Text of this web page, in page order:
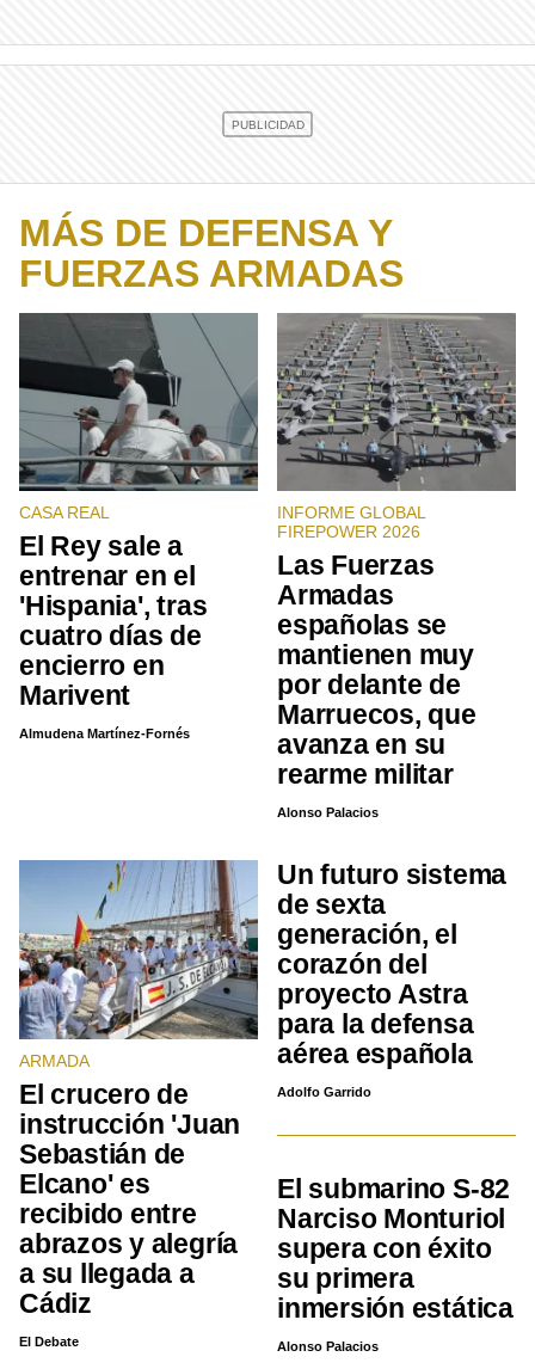
MÁS DE DEFENSA Y
FUERZAS ARMADAS
CASA REAL
El Rey sale a
entrenar en el
'Hispania', tras
cuatro días de
encierro en
Marivent
Almudena Martínez-Fornés
INFORME GLOBAL
FIREPOWER 2026
Las Fuerzas
Armadas
españolas se
mantienen muy
por delante de
Marruecos, que
avanza en su
rearme militar
Alonso Palacios
ARMADA
El crucero de
instrucción 'Juan
Sebastián de
Elcano' es
recibido entre
abrazos y alegría
a su llegada a
Cádiz
El Debate
Un futuro sistema
de sexta
generación, el
corazón del
proyecto Astra
para la defensa
aérea española
Adolfo Garrido
El submarino S-82
Narciso Monturiol
supera con éxito
su primera
inmersión estática
Alonso Palacios